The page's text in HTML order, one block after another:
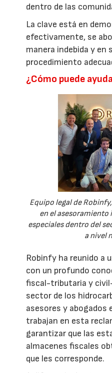
dentro de las
La clave está en
efectivamente, se
manera indebida y en
procedimiento
¿Cómo puede
Equipo legal de
en el
especiales dentro del
a nivel
Robinfy ha reunido a
con un profundo
fiscal-tributaria y
sector de los
asesores y abogados
trabajan en esta
garantizar que las
almacenes fiscales
que les corresponde.